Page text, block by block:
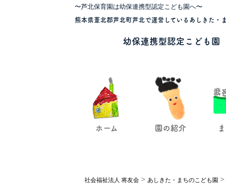
〜芦北保育園は幼保連携型認定こども園へ〜
熊本県葦北郡芦北町芦北で運営しているあしきた
幼保連携型認定こども園
ホーム 園の紹介
社会福祉法人 将友会 > あしきた・まちのこども園 >